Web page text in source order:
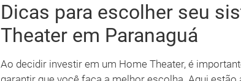
Dicas para escolher seu
Theater em Paranaguá
Ao decidir investir em um Home Theater, é